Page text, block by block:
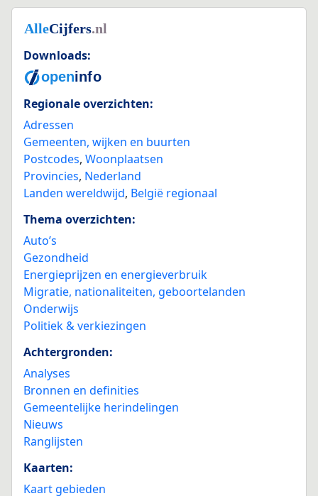
Downloads:
Regionale overzichten:
Adressen
Gemeenten, wijken en buurten
Postcodes, Woonplaatsen
Provincies, Nederland
Landen wereldwijd, België regionaal
Thema overzichten:
Auto’s
Gezondheid
Energieprijzen en energieverbruik
Migratie, nationaliteiten, geboortelanden
Onderwijs
Politiek & verkiezingen
Achtergronden:
Analyses
Bronnen en definities
Gemeentelijke herindelingen
Nieuws
Ranglijsten
Kaarten:
Kaart gebieden